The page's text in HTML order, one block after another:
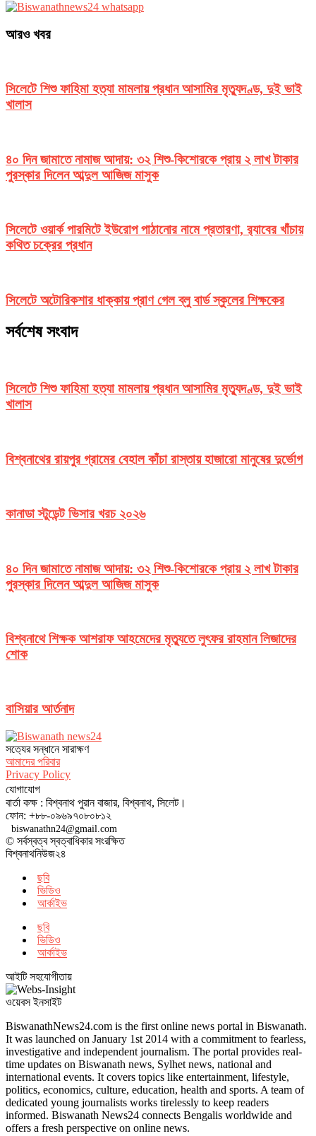
আরও খবর
সিলেটে শিশু ফাহিমা হত্যা মামলায় প্রধান আসামির মৃত্যুদণ্ড, দুই ভাই
খালাস
৪০ দিন জামাতে নামাজ আদায়: ৩২ শিশু-কিশোরকে প্রায় ২ লাখ টাকার
পুরস্কার দিলেন আব্দুল আজিজ মাসুক
সিলেটে ওয়ার্ক পারমিটে ইউরোপ পাঠানোর নামে প্রতারণা, র‌্যাবের খাঁচায়
কথিত চক্রের প্রধান
সিলেটে অটোরিকশার ধাক্কায় প্রাণ গেল ব্লু বার্ড স্কুলের শিক্ষকের
সর্বশেষ সংবাদ
সিলেটে শিশু ফাহিমা হত্যা মামলায় প্রধান আসামির মৃত্যুদণ্ড, দুই ভাই
খালাস
বিশ্বনাথের রায়পুর গ্রামের বেহাল কাঁচা রাস্তায় হাজারো মানুষের দুর্ভোগ
কানাডা স্টুডেন্ট ভিসার খরচ ২০২৬
৪০ দিন জামাতে নামাজ আদায়: ৩২ শিশু-কিশোরকে প্রায় ২ লাখ টাকার
পুরস্কার দিলেন আব্দুল আজিজ মাসুক
বিশ্বনাথে শিক্ষক আশরাফ আহমেদের মৃত্যুতে লুৎফর রাহমান লিজাদের
শোক
বাসিয়ার আর্তনাদ
সত‌্যের সন্ধানে সারাক্ষণ
আমাদের পরিবার
Privacy Policy
যোগাযোগ
বার্তা কক্ষ : বিশ্বনাথ পুরান বাজার, বিশ্বনাথ, সিলেট।
ফোন: +৮৮-০৯৬৯৭০৮০৮১২
biswanathn24@gmail.com
© সর্বস্বত্ব স্বত্বাধিকার সংরক্ষিত
বিশ্বনাথনিউজ২৪
ছবি
ভিডিও
আর্কাইভ
ছবি
ভিডিও
আর্কাইভ
আইটি সহযোগীতায়
ওয়েবস ইনসাইট
BiswanathNews24.com is the first online news portal in Biswanath.
It was launched on January 1st 2014 with a commitment to fearless,
investigative and independent journalism. The portal provides real-
time updates on Biswanath news, Sylhet news, national and
international events. It covers topics like entertainment, lifestyle,
politics, economics, culture, education, health and sports. A team of
dedicated young journalists works tirelessly to keep readers
informed. Biswanath News24 connects Bengalis worldwide and
offers a fresh perspective on online news.